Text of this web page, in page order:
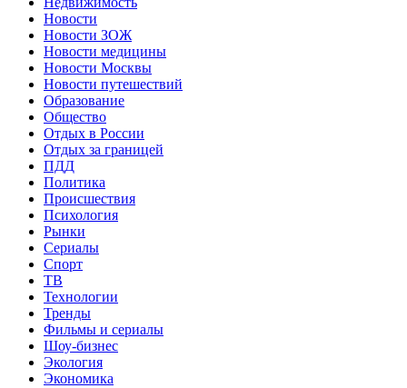
Новости
Новости ЗОЖ
Новости медицины
Новости Москвы
Новости путешествий
Образование
Общество
Отдых в России
Отдых за границей
ПДД
Политика
Происшествия
Психология
Рынки
Сериалы
Спорт
ТВ
Технологии
Тренды
Фильмы и сериалы
Шоу-бизнес
Экология
Экономика